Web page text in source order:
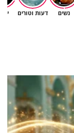
נשים דעות וטורים